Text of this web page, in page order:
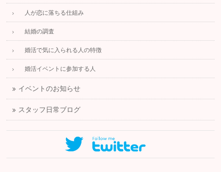
人が恋に落ちる仕組み
結婚の調査
婚活で気に入られる人の特徴
婚活イベントに参加する人
イベントのお知らせ
スタッフ日常ブログ